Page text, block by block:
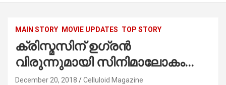
MAIN STORY MOVIE UPDATES TOP STORY
ക്രിസ്മസിന് ഉഗ്രന്‍
വിരുന്നുമായി സിനിമാലോകം…
December 20, 2018 Celluloid Magazine